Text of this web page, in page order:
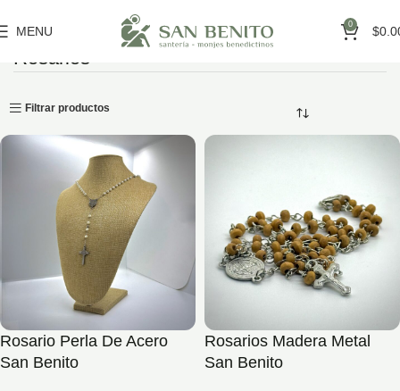
MENU 0 $
Rosarios
Filtrar productos
Rosario Perla De Acero
San Benito
Rosarios Madera Metal
San Benito